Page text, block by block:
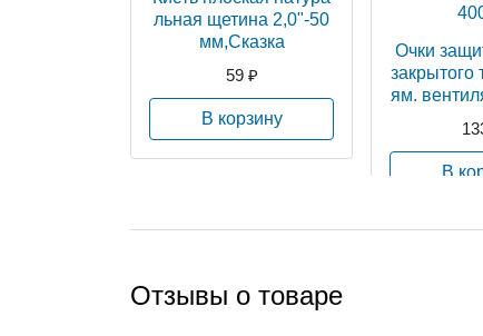
льная щетина 2,0"-50
мм,Сказка
59 ₽
В корзину
Очки
закрытого
ям.
В
Отзывы о товаре